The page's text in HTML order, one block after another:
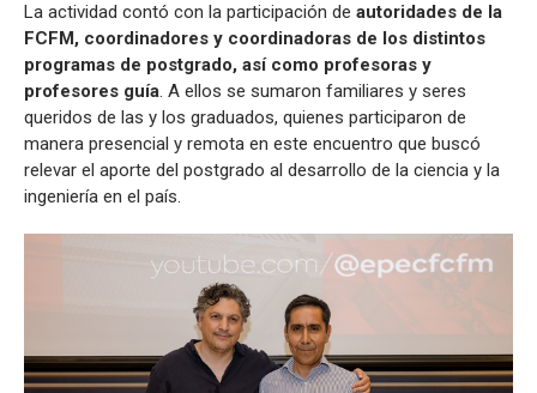
La actividad contó con la participación de autoridades de la
FCFM, coordinadores y coordinadoras de los distintos
programas de postgrado, así como profesoras y
profesores guía. A ellos se sumaron familiares y seres
queridos de las y los graduados, quienes participaron de
manera presencial y remota en este encuentro que buscó
relevar el aporte del postgrado al desarrollo de la ciencia y la
ingeniería en el país.